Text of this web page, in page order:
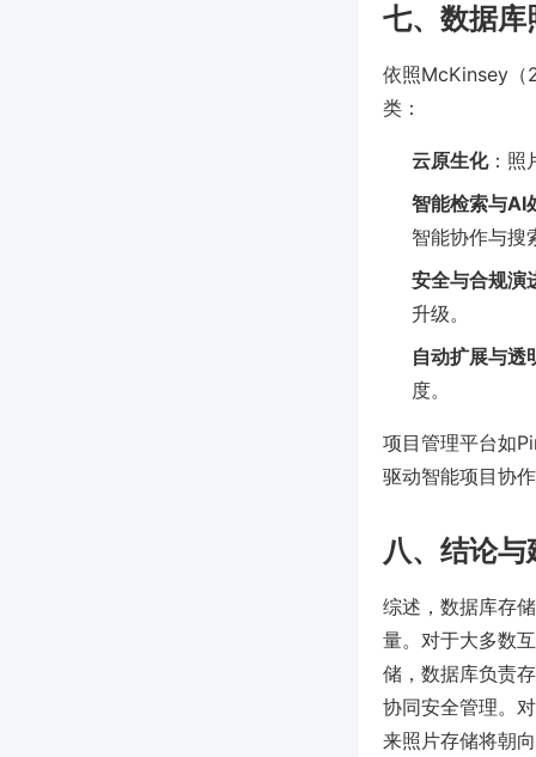
七、数据库
依照McKinsey（
类：
云原生化：照
智能检索与AI
智能协作与搜
安全与合规演
升级。
自动扩展与透
度。
项目管理平台如
驱动智能项目协
八、结论与
综述，数据库存
量。对于大多数
储，数据库负责
协同安全管理。
来照片存储将朝